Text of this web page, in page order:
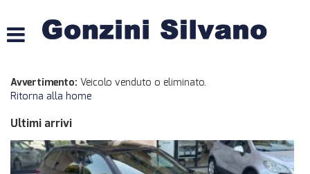
ACQUISTIAMO USATO
ASSISTENZA
Avvertimento: Veicolo venduto o eliminato.
Ritorna alla home
Ultimi arrivi